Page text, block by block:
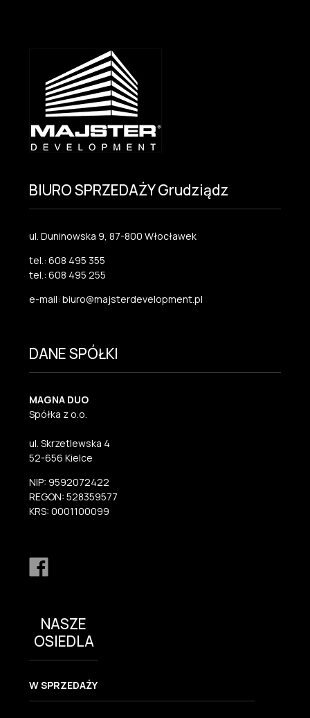
BIURO SPRZEDAŻY Grudziądz
ul. Duninowska 9, 87-800 Włocławek
tel.: 608 495 355
tel.: 608 495 255
e-mail: biuro@majsterdevelopment.pl
DANE SPÓŁKI
MAGNA DUO
Spółka z o.o.
ul. Skrzetlewska 4
52-656 Kielce
NIP: 9592072422
REGON: 528359577
KRS: 0001100099
NASZE
OSIEDLA
W SPRZEDAŻY